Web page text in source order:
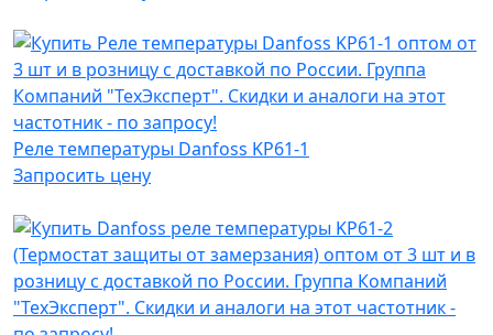
Реле температуры Danfoss KP61-1
Запросить цену